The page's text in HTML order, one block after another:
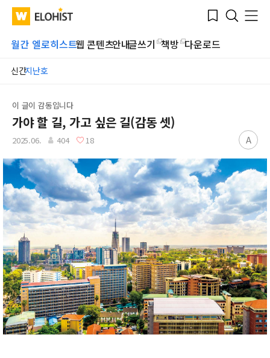
WATV Elohist-
Home
Bookmark
Search
Menu
월간 엘로히스트웹 콘텐츠안내글쓰기 책방 다운로드
신간지난호
Submit
이 글이 감동입니다
가야 할 길, 가고 싶은 길(감동 셋)
2025.06. 404 18 A